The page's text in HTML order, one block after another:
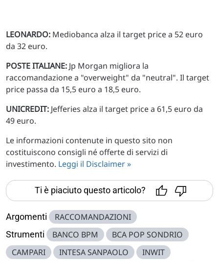
LEONARDO: Mediobanca alza il target price a 52 euro
da 32 euro.
POSTE ITALIANE: Jp Morgan migliora la
raccomandazione a "overweight" da "neutral". Il target
price passa da 15,5 euro a 18,5 euro.
UNICREDIT: Jefferies alza il target price a 61,5 euro da
49 euro.
Le informazioni contenute in questo sito non
costituiscono consigli né offerte di servizi di
investimento. Leggi il Disclaimer »
Ti è piaciuto questo articolo?
Argomenti RACCOMANDAZIONI
Strumenti BANCO BPM
BCA POP SONDRIO
CAMPARI
INTESA SANPAOLO
INWIT